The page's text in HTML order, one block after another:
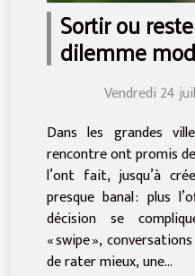
Sortir ou
dilemme
rencontres
Vendredi 24
Dans les grandes
rencontre ont promis
l’ont fait, jusqu’à
presque banal : plus
décision se
« swipe »,
de rater mieux, une...